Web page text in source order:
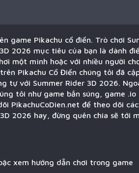
game Pikachu cổ điển. Trò chơi
2026 mục tiêu của bạn là dành
một mình hoặc với nhiều người
Pikachu Cổ Điển chúng tôi đã
tự với Summer Rider 3D 2026.
tôi như game bắn súng, game .io
PikachuCoDien.net để theo dõi
2026 hay, đừng quên chia sẽ tới
xem hướng dẫn chơi trong game